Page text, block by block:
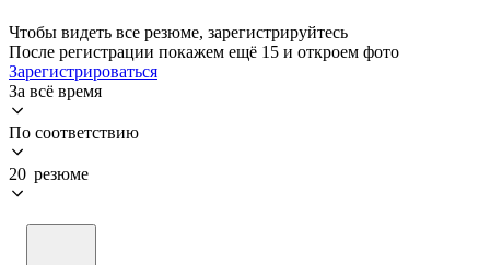
Чтобы видеть все резюме, зарегистрируйтесь
После регистрации покажем ещё 15 и откроем фото
Зарегистрироваться
За всё время
По соответствию
20 резюме